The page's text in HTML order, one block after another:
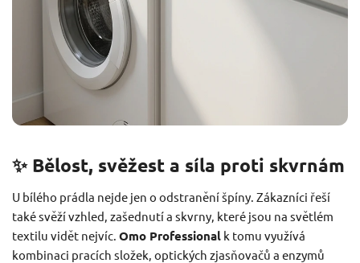
✨ Bělost, svěžest a síla proti skvrnám
U bílého prádla nejde jen o odstranění špíny. Zákazníci řeší
také svěží vzhled, zašednutí a skvrny, které jsou na světlém
textilu vidět nejvíc. Omo Professional k tomu využívá
kombinaci pracích složek, optických zjasňovačů a enzymů